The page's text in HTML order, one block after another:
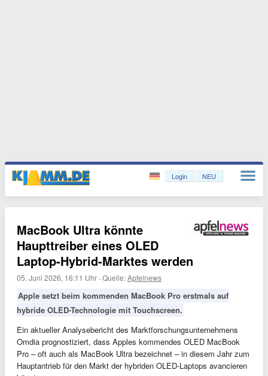
Login NEU
MacBook Ultra könnte
Haupttreiber eines OLED
Laptop-Hybrid-Marktes werden
05. Juni 2026, 16:11 Uhr ·Quelle:Apfelnews
Apple setzt beim kommenden MacBook Pro erstmals auf
hybride OLED-Technologie mit Touchscreen.
Ein aktueller Analysebericht des Marktforschungsunternehmens
Omdia prognostiziert, dass Apples kommendes OLED MacBook
Pro – oft auch als MacBook Ultra bezeichnet – in diesem Jahr zum
Hauptantrieb für den Markt der hybriden OLED-Laptops avancieren